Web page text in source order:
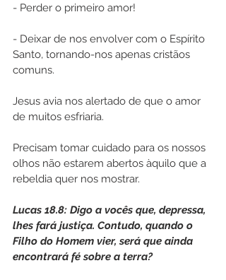
- Perder o primeiro amor!
- Deixar de nos envolver com o Espírito
Santo, tornando-nos apenas cristãos
comuns.
Jesus avia nos alertado de que o amor
de muitos esfriaria.
Precisam tomar cuidado para os nossos
olhos não estarem abertos àquilo que a
rebeldia quer nos mostrar.
Lucas 18.8: Digo a vocês que, depressa,
lhes fará justiça. Contudo, quando o
Filho do Homem vier, será que ainda
encontrará fé sobre a terra?